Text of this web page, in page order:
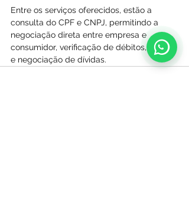
Entre os serviços oferecidos, estão a
consulta do CPF e CNPJ, permitindo a
negociação direta entre empresa e
consumidor, verificação de débitos, score
e negociação de dívidas.